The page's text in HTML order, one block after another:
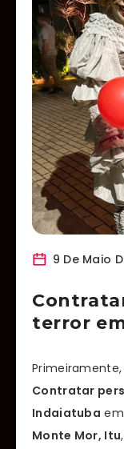
9 De Maio
terror
Contratar
Indaiatuba em
Monte Mor, Itu